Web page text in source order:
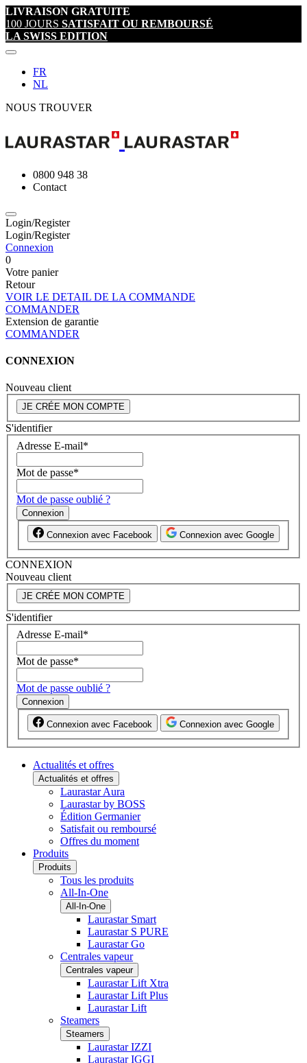
LIVRAISON GRATUITE
100 JOURS SATISFAIT OU REMBOURSÉ
LA SWISS EDITION
FR
NL
NOUS TROUVER
0800 948 38
Contact
Login/Register
Login/Register
Connexion
0
Votre panier
Retour
VOIR LE DETAIL DE LA COMMANDE
COMMANDER
Extension de garantie
COMMANDER
CONNEXION
Nouveau client
JE CRÉE MON COMPTE
S'identifier
Adresse E-mail*
Mot de passe*
Mot de passe oublié ?
Connexion
Connexion avec Facebook Connexion avec Google
CONNEXION
Nouveau client
JE CRÉE MON COMPTE
S'identifier
Adresse E-mail*
Mot de passe*
Mot de passe oublié ?
Connexion
Connexion avec Facebook Connexion avec Google
Actualités et offres
Actualités et offres
Laurastar Aura
Laurastar by BOSS
Édition Germanier
Satisfait ou remboursé
Offres du moment
Produits
Produits
Tous les produits
All-In-One
All-In-One
Laurastar Smart
Laurastar S PURE
Laurastar Go
Centrales vapeur
Centrales vapeur
Laurastar Lift Xtra
Laurastar Lift Plus
Laurastar Lift
Steamers
Steamers
Laurastar IZZI
Laurastar IGGI